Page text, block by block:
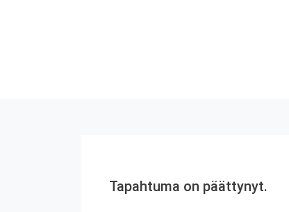
Tapahtuma on päättynyt.